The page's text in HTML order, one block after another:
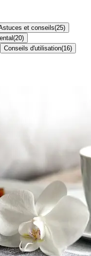
et conseils(25)
(20)
Conseils d'utilisation(16)